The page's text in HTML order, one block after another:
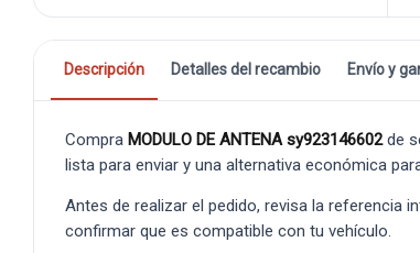
Descripción Detalles del recambio Envío y
Compra MODULO DE ANTENA sy923146602de
lista para enviar y una alternativa económica
Antes de realizar el pedido, revisa la referencia
confirmar que es compatible con tu vehículo.